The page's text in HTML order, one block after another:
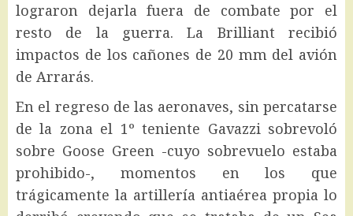
lograron dejarla fuera de combate por el
resto de la guerra. La Brilliant recibió
impactos de los cañones de 20 mm del avión
de Arrarás.
En el regreso de las aeronaves, sin percatarse
de la zona el 1º teniente Gavazzi sobrevoló
sobre Goose Green -cuyo sobrevuelo estaba
prohibido-, momentos en los que
trágicamente la artillería antiaérea propia lo